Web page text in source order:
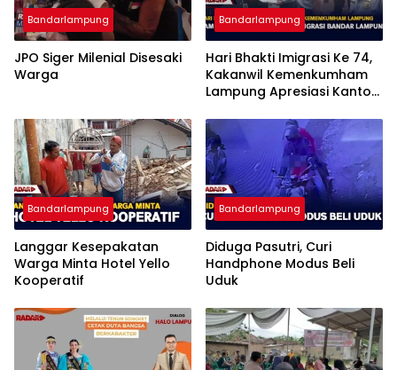
Bandarlampung
JPO Siger Milenial Disesaki
Warga
Bandarlampung
Hari Bhakti Imigrasi Ke 74,
Kakanwil Kemenkumham
Lampung Apresiasi Kantor
Bandarlampung
Langgar Kesepakatan
Warga Minta Hotel Yello
Kooperatif
Bandarlampung
Diduga Pasutri, Curi
Handphone Modus Beli
Uduk